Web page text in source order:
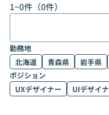
1~0件（0件）
勤務地
北海道
青森県 岩手県
ポジション
UXデザイナー
UIデザイ